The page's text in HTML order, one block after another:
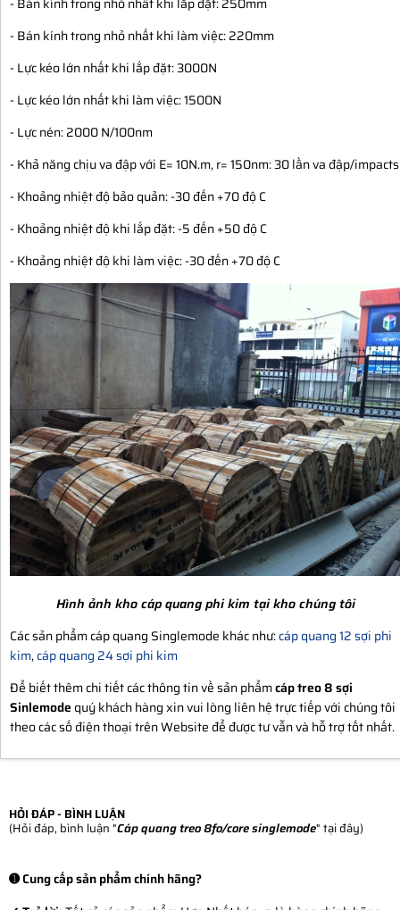
- Bán kính trong nhỏ nhất khi lắp đặt: 250mm
- Bán kính trong nhỏ nhất khi làm việc: 220mm
- Lực kéo lớn nhất khi lắp đặt: 3000N
- Lực kéo lớn nhất khi làm việc: 1500N
- Lực nén: 2000 N/100nm
- Khả năng chịu va đập với E= 10N.m, r= 150nm: 30 lần va đập/impacts
- Khoảng nhiệt độ bảo quản: -30 đến +70 độ C
- Khoảng nhiệt độ khi lắp đặt: -5 đến +50 độ C
- Khoảng nhiệt độ khi làm việc: -30 đến +70 độ C
Hình ảnh khocáp quang phi kim tạikho chúng tôi
Các sản phẩm cáp quang Singlemode khác như:cáp quang 12 sợi phi
kim,cáp quang 24 sợi phi kim
Để biết thêm chi tiết các thông tin về sản phẩmcáp treo 8 sợi
Sinlemode quý khách hàng xin vui lòng liên hệ trực tiếp với chúng tôi
theo các số điện thoại trên Website để được tư vẫn và hỗ trợ tốt nhất.
HỎI ĐÁP - BÌNH LUẬN
(Hỏi đáp, bình luận "Cáp quang treo 8fo/core singlemode" tại đây)
➊ Cung cấp sản phẩm chính hãng?